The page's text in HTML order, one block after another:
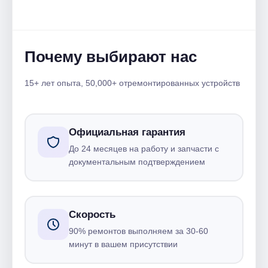
Почему выбирают нас
15+ лет опыта, 50,000+ отремонтированных устройств
Официальная гарантия
До 24 месяцев на работу и запчасти с
документальным подтверждением
Скорость
90% ремонтов выполняем за 30-60
минут в вашем присутствии